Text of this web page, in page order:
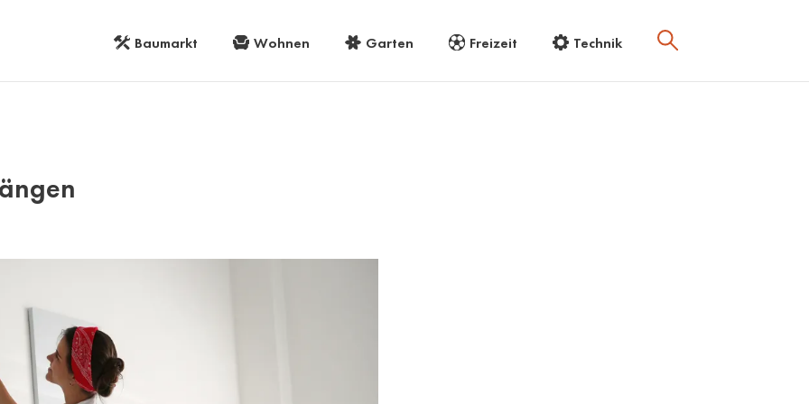
Baumarkt Wohnen Garten Freizeit Technik